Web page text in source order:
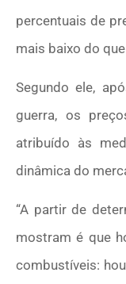
percentuais de
mais baixo do
Segundo ele,
guerra, os
atribuído às
dinâmica do
“A partir de
mostram é que
combustíveis: